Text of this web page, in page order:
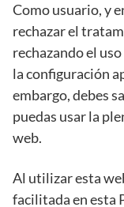
Como usuario, y
rechazar el
rechazando el
la configuración
embargo, debes
puedas usar la
web.
Al utilizar esta
facilitada en esta